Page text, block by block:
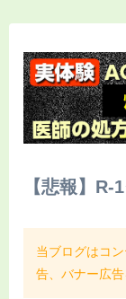
【悲報】
当ブログはコ
告、バナー広告